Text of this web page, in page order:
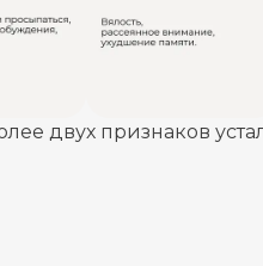
двух признаков